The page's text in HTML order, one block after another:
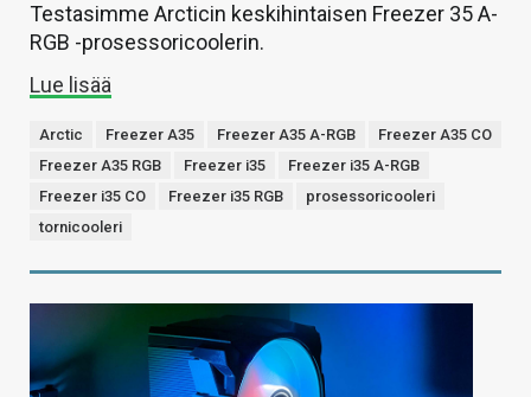
Testasimme Arcticin keskihintaisen Freezer 35 A-
RGB -prosessoricoolerin.
Lue lisää
Arctic Freezer A35 Freezer A35 A-RGB
Freezer A35 CO
Freezer A35 RGB
Freezer i35
Freezer i35 A-RGB
Freezer i35 CO
Freezer i35 RGB
prosessoricooleri
tornicooleri